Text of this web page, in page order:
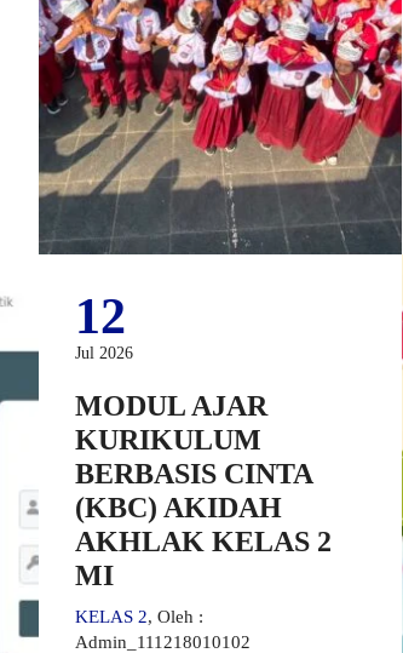
12
Jul 2026
MODUL AJAR
KURIKULUM
BERBASIS CINTA
(KBC) AKIDAH
AKHLAK KELAS 2
MI
KELAS 2, Oleh :
Admin_111218010102